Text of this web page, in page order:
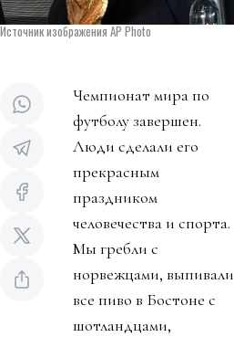
Источник изображения AP Photo
Чемпионат мира по
футболу завершен.
Люди сделали его
прекрасным
праздником
человечества и спорта.
Мы гребли с
норвежцами, выпивали
все пиво в Бостоне с
шотландцами,